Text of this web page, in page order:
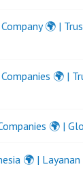
🌍 |
🌍 |
🌍 |
🌍 |